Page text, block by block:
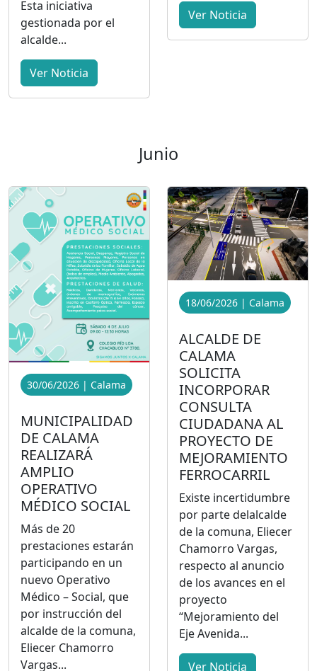
Esta iniciativa
gestionada por el
alcalde...
Ver Noticia
Ver Noticia
Junio
30/06/2026 | Calama
MUNICIPALIDAD
DE CALAMA
REALIZARÁ
AMPLIO
OPERATIVO
MÉDICO SOCIAL
Más de 20
prestaciones estarán
participando en un
nuevo Operativo
Médico – Social, que
por instrucción del
alcalde de la comuna,
Eliecer Chamorro
Vargas...
18/06/2026 | Calama
ALCALDE DE
CALAMA
SOLICITA
INCORPORAR
CONSULTA
CIUDADANA AL
PROYECTO DE
MEJORAMIENTO
FERROCARRIL
Existe incertidumbre
por parte delalcalde
de la comuna, Eliecer
Chamorro Vargas,
respecto al anuncio
de los avances en el
proyecto
“Mejoramiento del
Eje Avenida...
Ver Noticia